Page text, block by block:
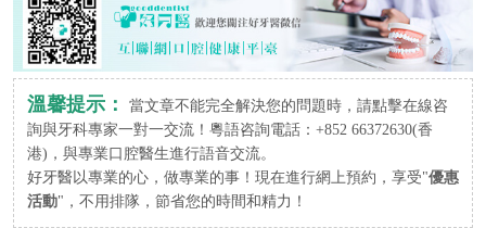
溫馨提示：
當文章不能完全解決您的問題時，請點擊在線咨
詢與牙科專家一對一交流！粵語咨詢電話：+852 66372630(香
港)，與專業口腔醫生進行語音交流。
好牙醫以專業的心，做專業的事！現在進行網上預約，享受"優惠
活動"，不用排隊，節省您的時間和精力！